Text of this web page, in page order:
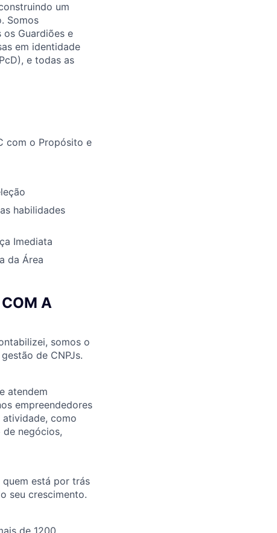
um
Somos
Guardiões e
em identidade
e todas as
com o Propósito e
habilidades
Imediata
da Área
A
somos o
de CNPJs.
atendem
empreendedores
atividade, como
negócios,
está por trás
seu crescimento.
de 1200